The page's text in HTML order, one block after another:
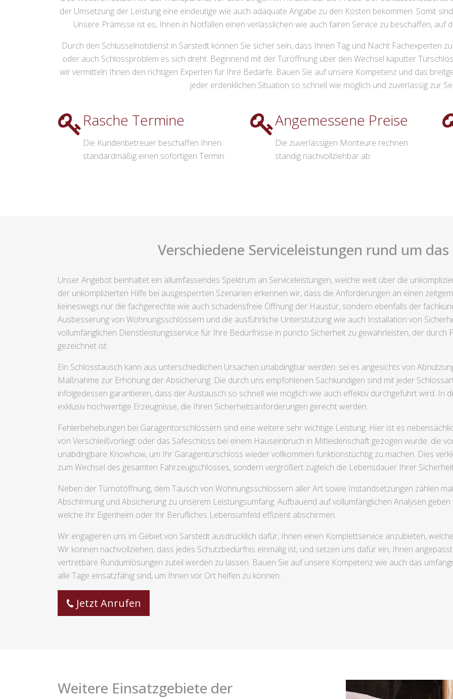
der Umsetzung der Leistung eine eindeutige wie auch adäquate Angabe zu den Kosten bekommen. Somit
Unsere Prämisse ist es, Ihnen in Notfällen einen verlässlichen wie auch fairen Service zu beschaffen, auf
Durch den Schlüsselnotdienst in Sarstedt können Sie sicher sein, dass Ihnen Tag und Nacht Fachexperten
oder auch Schlossproblem es sich dreht. Beginnend mit der Türöffnung über den Wechsel kaputter
wir vermitteln Ihnen den richtigen Experten für Ihre Bedarfe. Bauen Sie auf unsere Kompetenz und das
jeder erdenklichen Situation so schnell wie möglich und zuverlässig zur
Rasche Termine
Die Kundenbetreuer beschaffen Ihnen
standardmäßig einen sofortigen Termin.
Angemessene Preise
Die zuverlässigen Monteure rechnen
ständig nachvollziehbar ab.
Verschiedene Serviceleistungen rund um das
Unser Angebot beinhaltet ein allumfassendes Spektrum an Serviceleistungen, welche weit über die
der unkomplizierten Hilfe bei ausgesperrten Szenarien erkennen wir, dass die Anforderungen an einen
keineswegs nur die fachgerechte wie auch schadensfreie Öffnung der Haustür, sondern ebenfalls der
Ausbesserung von Wohnungsschlössern und die ausführliche Unterstützung wie auch Installation von
vollumfänglichen Dienstleistungsservice für Ihre Bedürfnisse in puncto Sicherheit zu gewährleisten, der durch
gezeichnet ist.
Ein Schlosstausch kann aus unterschiedlichen Ursachen unabdingbar werden: sei es angesichts von
Maßnahme zur Erhöhung der Absicherung. Die durch uns empfohlenen Sachkundigen sind mit jeder
infolgedessen garantieren, dass der Austausch so schnell wie möglich wie auch effektiv durchgeführt wird. In
exklusiv hochwertige Erzeugnisse, die Ihren Sicherheitsanforderungen gerecht werden.
Fehlerbehebungen bei Garagentorschlössern sind eine weitere sehr wichtige Leistung. Hier ist es
von Verschleißvorliegt oder das Safeschloss bei einem Hauseinbruch in Mitleidenschaft gezogen wurde: die
unabdingbare Knowhow, um Ihr Garagentürschloss wieder vollkommen funktionstüchtig zu machen. Dies
zum Wechsel des gesamten Fahrzeugschlosses, sondern vergrößert zugleich die Lebensdauer Ihrer
Neben der Türnotöffnung, dem Tausch von Wohnungsschlössern aller Art sowie Instandsetzungen zählen
Abschirmung und Absicherung zu unserem Leistungsumfang. Aufbauend auf vollumfänglichen Analysen
welche Ihr Eigenheim oder Ihr Berufliches Lebensumfeld effizient abschirmen.
Wir engagieren uns im Gebiet von Sarstedt ausdrücklich dafür, Ihnen einen Komplettservice anzubieten,
Wir können nachvollziehen, dass jedes Schutzbedürfnis einmalig ist, und setzen uns dafür ein, Ihnen
vertretbare Rundumlösungen zuteil werden zu lassen. Bauen Sie auf unsere Kompetenz wie auch das
alle Tage einsatzfähig sind, um Ihnen vor Ort helfen zu können.
Jetzt Anrufen
Weitere Einsatzgebiete der